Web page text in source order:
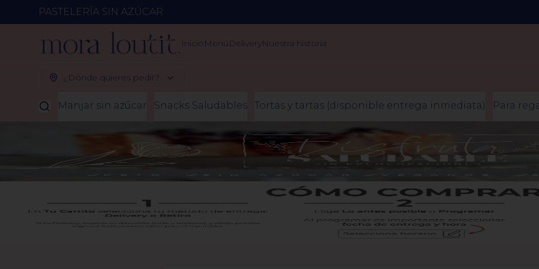
PASTELERÍA SIN AZÚCAR
InicioMenúDeliveryNuestra historia
¿Dónde quieres pedir?
Manjar sin azúcar Snacks Saludables Tortas y tartas (disponible entrega inmediata) Para